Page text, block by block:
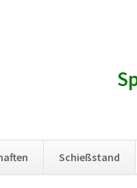
Schießstand